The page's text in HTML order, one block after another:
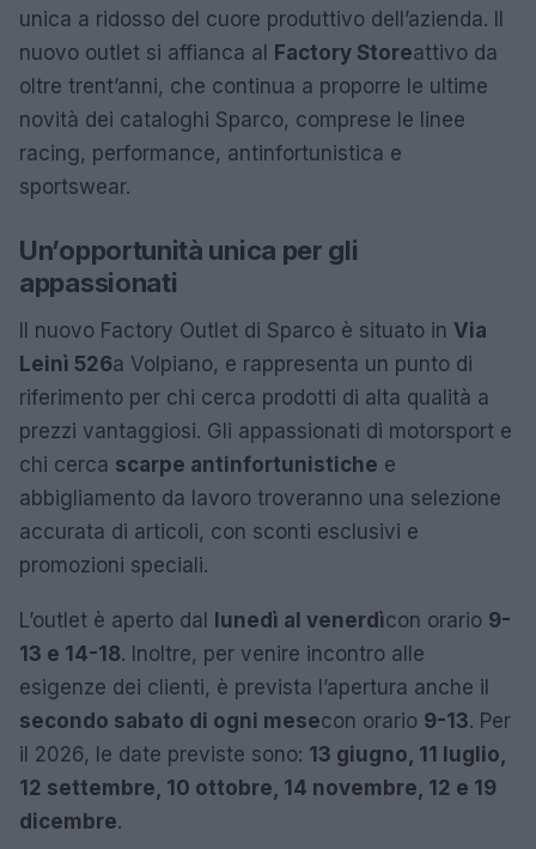
unica a ridosso del cuore produttivo dell’azienda. Il
nuovo outlet si affianca al
Factory Storeattivo da
oltre trent’anni, che continua a proporre le ultime
novità dei cataloghi Sparco, comprese le linee
racing, performance, antinfortunistica e
sportswear.
Un’opportunità unica per gli
appassionati
Il nuovo Factory Outlet di Sparco è situato in Via
Leinì 526a Volpiano, e rappresenta un punto di
riferimento per chi cerca prodotti di alta qualità a
prezzi vantaggiosi. Gli appassionati di motorsport e
chi cerca scarpe antinfortunistiche e
abbigliamento da lavoro troveranno una selezione
accurata di articoli, con sconti esclusivi e
promozioni speciali.
L’outlet è aperto dal lunedì al venerdìcon orario 9-
13 e 14-18. Inoltre, per venire incontro alle
esigenze dei clienti, è prevista l’apertura anche il
secondo sabato di ogni mesecon orario 9-13. Per
il 2026, le date previste sono: 13 giugno, 11 luglio,
12 settembre, 10 ottobre, 14 novembre, 12 e 19
dicembre.